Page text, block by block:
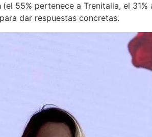
(el 55% pertenece a Trenitalia, el
dar respuestas concretas.